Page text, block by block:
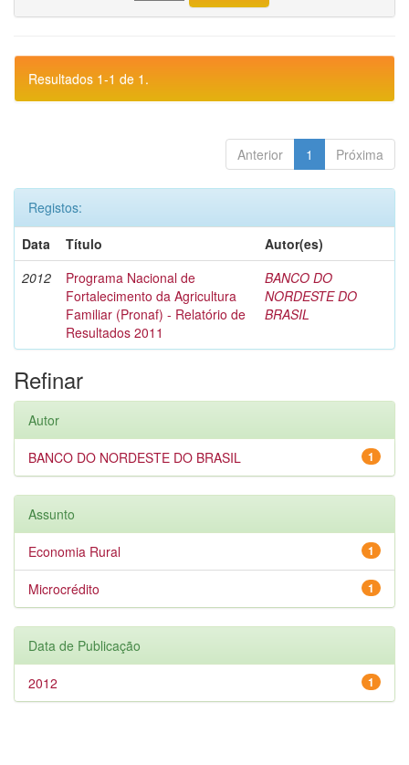
Resultados 1-1 de 1.
Anterior 1 Próxima
Registos:
Data
Título
Autor(es)
2012
Programa Nacional de
Fortalecimento da Agricultura
Familiar (Pronaf) - Relatório de
Resultados 2011
BANCO DO
NORDESTE DO
BRASIL
Refinar
Autor
1
BANCO DO NORDESTE DO BRASIL
Assunto
1
Economia Rural
1
Microcrédito
Data de Publicação
1
2012